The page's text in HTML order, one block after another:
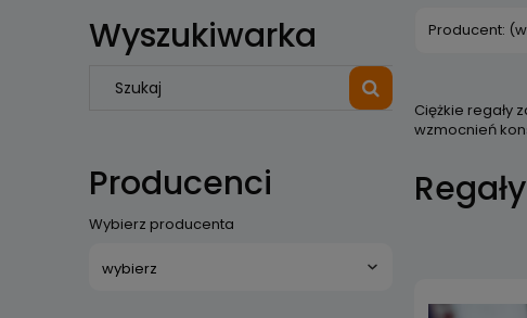
Wyszukiwarka
Producenci
Wybierz producenta
Producent:
Ciężkie regały
wzmocnień